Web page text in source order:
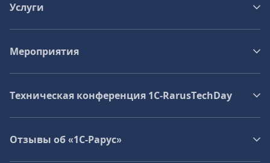
Услуги
Мероприятия
Техническая конференция 1C‑RarusTechDay
Отзывы об «1С-Рарус»